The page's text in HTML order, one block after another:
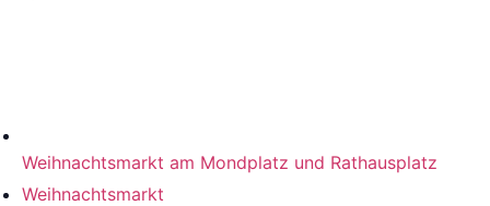
Weihnachtsmarkt am Mondplatz und Rathausplatz
Weihnachtsmarkt